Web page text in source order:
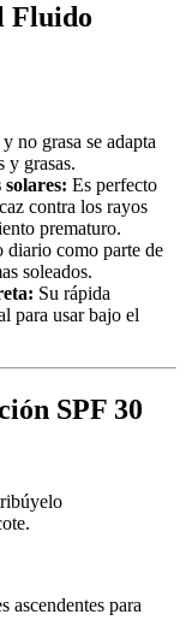
Fluido
no grasa se adapta
y grasas.
Es perfecto
contra los rayos
prematuro.
diario como parte de
soleados.
Su rápida
para usar bajo el
SPF 30
ascendentes para